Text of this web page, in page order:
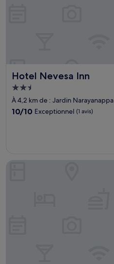
Hotel Nevesa Inn
Hotel Nevesa Inn
Hébergement
2.5 étoiles
À 4,2 km de : Jardin Narayanappa
10.0
10/10 Exceptionnel (1 avis)